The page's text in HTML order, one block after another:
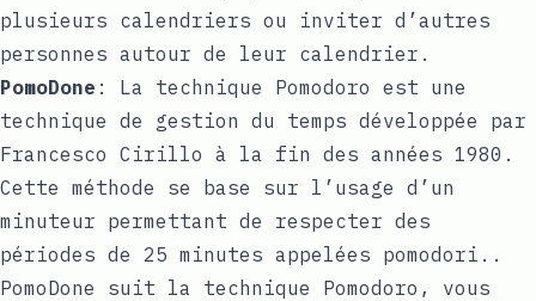
plusieurs calendriers ou inviter d’autres
personnes autour de leur calendrier.
PomoDone : La technique Pomodoro est une
technique de gestion du temps développée par
Francesco Cirillo à la fin des années 1980.
Cette méthode se base sur l’usage d’un
minuteur permettant de respecter des
périodes de 25 minutes appelées pomodori..
PomoDone suit la technique Pomodoro, vous